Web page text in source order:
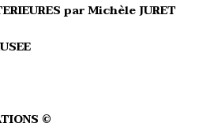
par Michèle JURET
©